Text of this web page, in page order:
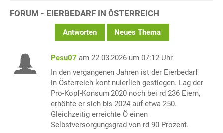
FORUM - EIERBEDARF IN ÖSTERREICH
Antworten Neues Thema
Pesu07 am 22.03.2026 um 07:12 Uhr
In den vergangenen Jahren ist der Eierbedarf
in Österreich kontinuierlich gestiegen. Lag der
Pro-Kopf-Konsum 2020 noch bei rd 236 Eiern,
erhöhte er sich bis 2024 auf etwa 250.
Gleichzeitig erreichte Ö einen
Selbstversorgungsgrad von rd 90 Prozent.